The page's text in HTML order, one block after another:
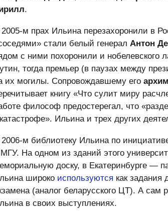
.
м прах Ильина перезахоронили в
стали белый генерал Антон
с ними похоронили и нобелевского
тогда премьер (в паузах между
их могилы. Сопровождавшему его
книгу «Что сулит миру
философ предостерегал, что
Ильина и трех других
м библиотеку Ильина по
На одном из зданий этого
доску, в Екатеринбурге —
широко используются как задания
(аналог беларусского ЦТ). А сам
в своих выступлениях.